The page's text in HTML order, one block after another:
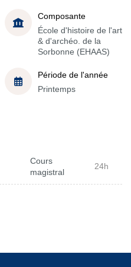
Composante
École d'histoire de l'art
& d'archéo. de la
Sorbonne (EHAAS)
Période de l'année
Printemps
Cours
magistral
24h